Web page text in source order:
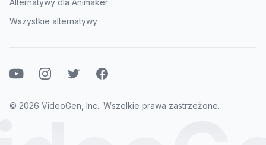
Wszystkie alternatywy
YouTubeInstagramTwitterFacebook
© 2026 VideoGen, Inc.. Wszelkie prawa zastrzeżone.